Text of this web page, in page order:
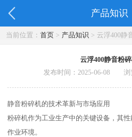
产品知识
当前位置： 首页> 产品知识 > 云浮400静
云浮400静音粉
发布时间：2025-06-08 浏
静音粉碎机的技术革新与市场应用
粉碎机作为工业生产中的关键设备，其
作业环境。